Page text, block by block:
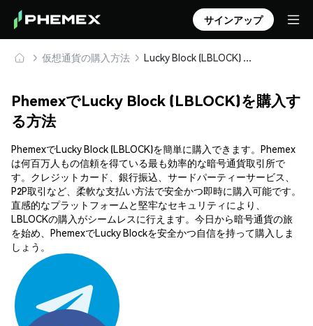
サインアップ
仮想通貨の購入方法 Lucky Block (LBLOCK) を安全に購入・保管
PhemexでLucky Block (LBLOCK)を購入す
る方法
PhemexでLucky Block (LBLOCK)を簡単に購入できます。Phemex
は何百万人もの信頼を得ている最も効率的な暗号通貨取引所で
す。クレジットカード、銀行振込、サードパーティーサービス、
P2P取引など、柔軟な支払い方法で安全かつ即時に購入可能です。
直感的なプラットフォームと堅牢なセキュリティにより、
LBLOCKの購入がシームレスに行えます。今日から暗号通貨の旅
を始め、PhemexでLucky Blockを安全かつ自信を持って購入しま
しょう。